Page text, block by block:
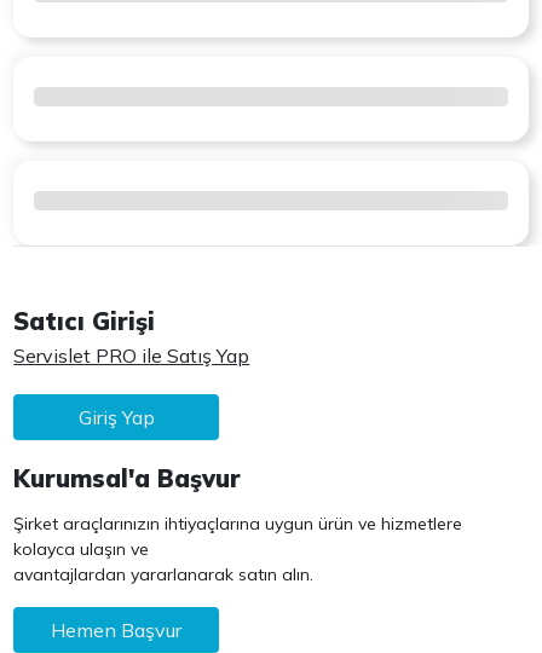
Satıcı Girişi
Servislet PRO ile Satış Yap
Giriş Yap
Kurumsal'a Başvur
Şirket araçlarınızın ihtiyaçlarına uygun ürün ve hizmetlere
kolayca ulaşın ve
avantajlardan yararlanarak satın alın.
Hemen Başvur